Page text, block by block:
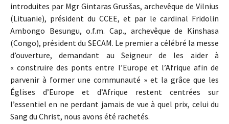
introduites par Mgr Gintaras Grusšas, archevêque de Vilnius
(Lituanie), président du CCEE, et par le cardinal Fridolin
Ambongo Besungu, o.f.m. Cap., archevêque de Kinshasa
(Congo), président du SECAM. Le premier a célébré la messe
d’ouverture, demandant au Seigneur de les aider à
« construire des ponts entre l’Europe et l’Afrique afin de
parvenir à former une communauté » et la grâce que les
Églises d’Europe et d’Afrique restent centrées sur
l’essentiel en ne perdant jamais de vue à quel prix, celui du
Sang du Christ, nous avons été rachetés.